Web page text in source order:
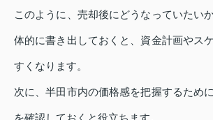
このように、売却後にどうなっていたい
体的に書き出しておくと、資金計画やス
すくなります。
次に、半田市内の価格感を把握するため
を確認しておくと役立ちます。